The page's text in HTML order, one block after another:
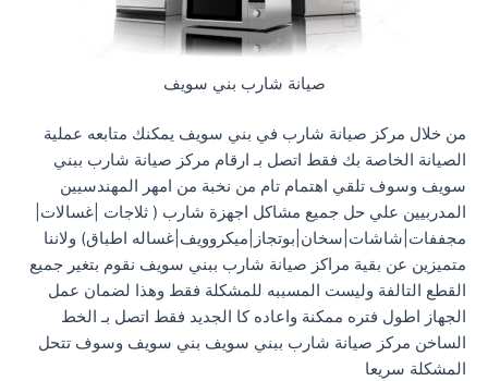
صيانة شارب بني سويف
من خلال مركز صيانة شارب في بني سويف يمكنك متابعه عملية
الصيانة الخاصة بك فقط اتصل بـ ارقام مركز صيانة شارب ببني
سويف وسوف تلقي اهتمام تام من نخبة من امهر المهندسيين
المدربيين علي حل جميع مشاكل اجهزة شارب ( ثلاجات |غسالات|
مجففات|شاشات|سخان|بوتجاز|ميكروويف|غساله اطباق) ولاننا
متميزين عن بقية مراكز صيانة شارب ببني سويف نقوم بتغير جميع
القطع التالفة وليست المسببه للمشكلة فقط وهذا لضمان عمل
الجهاز اطول فتره ممكنة واعاده كا الجديد فقط اتصل بـ الخط
الساخن مركز صيانة شارب ببني سويف بني سويف وسوف تتحل
المشكلة سريعا